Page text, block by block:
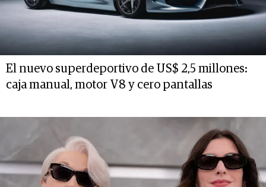
El nuevo superdeportivo de US$ 2,5 millones:
caja manual, motor V8 y cero pantallas